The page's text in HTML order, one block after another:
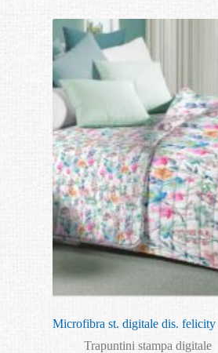
Microfibra st. digitale dis. felicity
Trapuntini stampa digitale